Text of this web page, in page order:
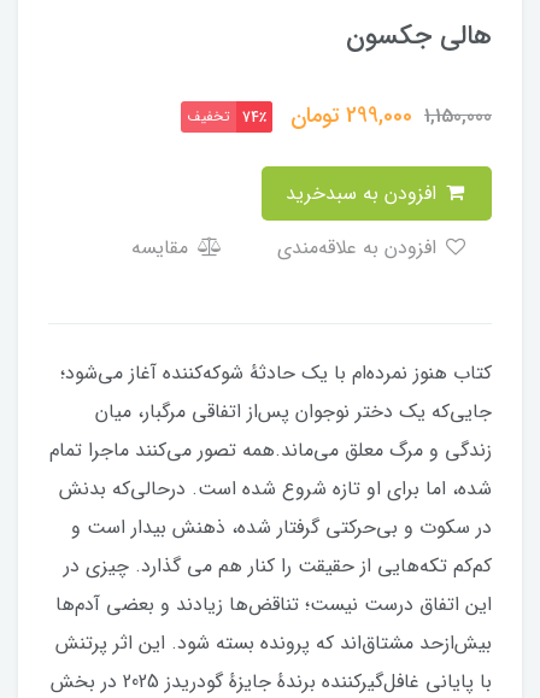
هالی جکسون
1,150,000
299,000تومان 74٪ تخفیف
مقایسه
كتاب هنوز نمرده‌ام با يک حادثهٔ شوكه‌كننده آغاز مى‌شود؛
جايى‌كه يک دختر نوجوان پس‌از اتفاقى مرگبار، ميان
زندگی و مرگ معلق مى‌ماند.همه تصور مى‌كنند ماجرا تمام
شده، اما براى او تازه شروع شده است. درحالى‌كه بدنش
در سكوت و بى‌حركتى گرفتار شده، ذهنش بيدار است و
كم‌کم تكه‌هايى از حقيقت را كنار هم مى گذارد. چيزى در
اين اتفاق درست نيست؛ تناقض‌ها زيادند و بعضى آدم‌ها
بيش‌ازحد مشتاق‌اند كه پرونده بسته شود. اين اثر پرتنش
با پايانى غافل‌گیركننده برندهٔ جايزهٔ گودريدز 2025 در بخش